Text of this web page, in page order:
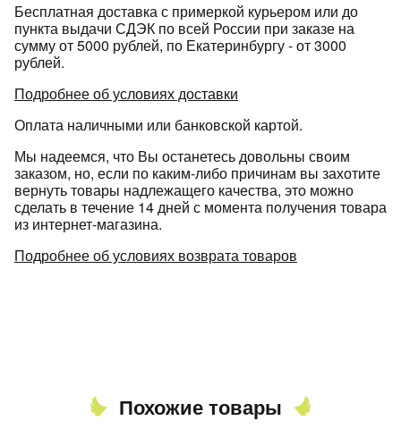
Бесплатная доставка с примеркой курьером или до
пункта выдачи СДЭК по всей России при заказе на
сумму от 5000 рублей, по Екатеринбургу - от 3000
рублей.
Подробнее об условиях доставки
Оплата наличными или банковской картой.
Мы надеемся, что Вы останетесь довольны своим
заказом, но, если по каким-либо причинам вы захотите
вернуть товары надлежащего качества, это можно
сделать в течение 14 дней с момента получения товара
из интернет-магазина.
Подробнее об условиях возврата товаров
Похожие товары